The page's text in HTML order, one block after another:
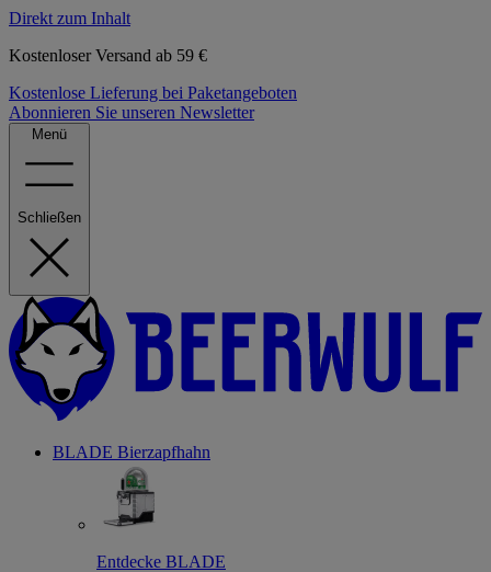
Direkt zum Inhalt
Kostenloser Versand ab 59 €
Kostenlose Lieferung bei Paketangeboten
Abonnieren Sie unseren Newsletter
Menü
Schließen
BLADE Bierzapfhahn
Entdecke BLADE